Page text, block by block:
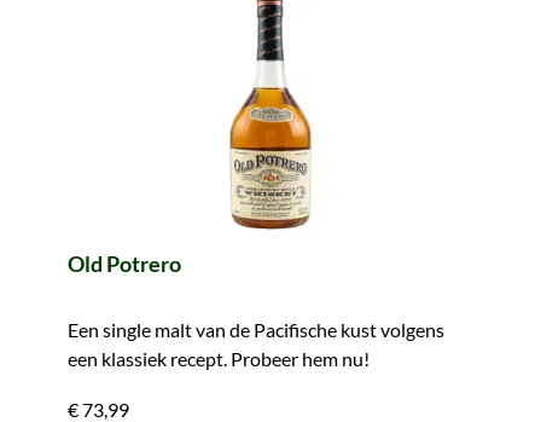
Old Potrero
Een single malt van de Pacifische kust volgens
een klassiek recept. Probeer hem nu!
€ 73,99